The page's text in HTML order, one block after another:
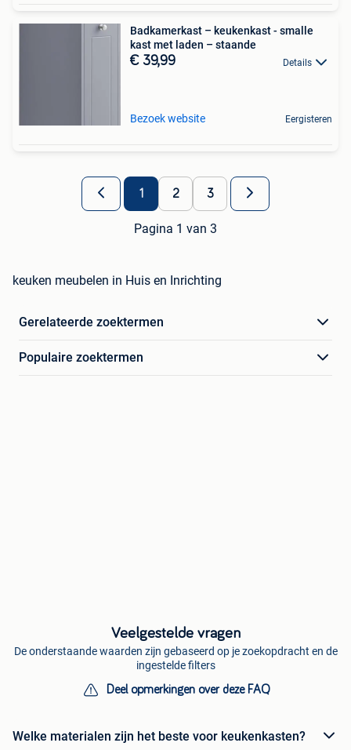
Badkamerkast – keukenkast - smalle
kast met laden – staande
€ 39,99 Details
Bezoek website Eergisteren
1 2 3
Pagina 1 van 3
keuken meubelen in Huis en Inrichting
Gerelateerde zoektermen
Populaire zoektermen
Veelgestelde vragen
De onderstaande waarden zijn gebaseerd op je zoekopdracht en de
ingestelde filters
Deel opmerkingen over deze FAQ
Welke materialen zijn het beste voor keukenkasten?